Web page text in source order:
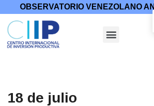
OBSERVATORIO VENEZOLANO
18 de julio